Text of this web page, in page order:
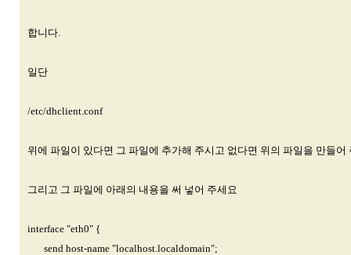
합니다.
일단
/etc/dhclient.conf
위에 파일이 있다면 그 파일에 추가해 주시고 없다면 위의 파일을 만들어
그리고 그 파일에 아래의 내용을 써 넣어 주세요
interface "eth0" {
send host-name "localhost.localdomain";